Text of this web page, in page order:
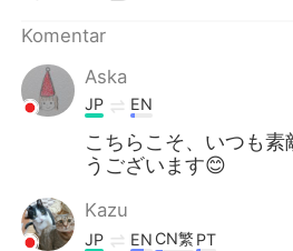
Komentar
Aska
JP EN
こちらこそ、いつも素
うございます😊
Kazu
JP EN CN繁 PT